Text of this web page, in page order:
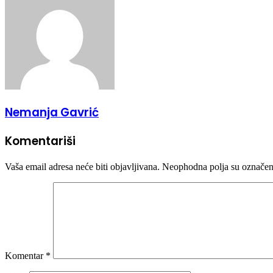
Nemanja Gavrić
Komentariši
Vaša email adresa neće biti objavljivana. Neophodna polja su
Komentar *